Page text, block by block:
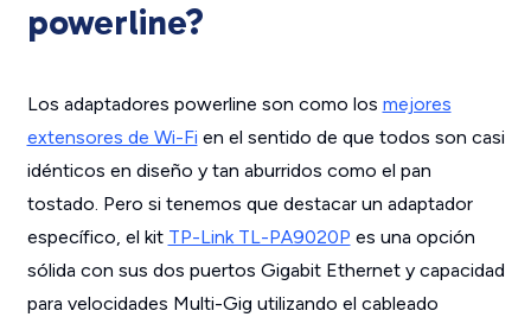
powerline?
Los adaptadores powerline son como los mejores
extensores de Wi-Fi en el sentido de que todos son casi
idénticos en diseño y tan aburridos como el pan
tostado. Pero si tenemos que destacar un adaptador
específico, el kit TP-Link TL-PA9020P es una opción
sólida con sus dos puertos Gigabit Ethernet y capacidad
para velocidades Multi-Gig utilizando el cableado